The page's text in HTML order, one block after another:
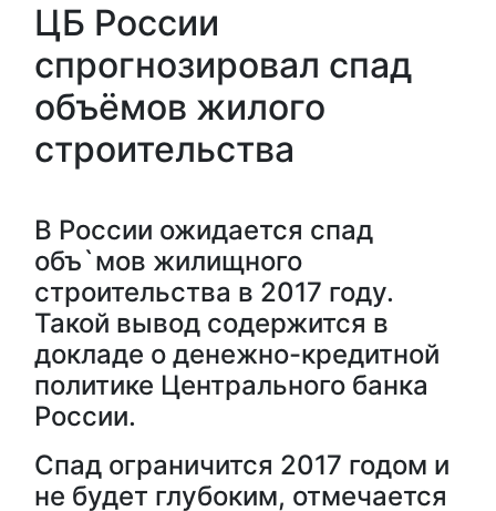
ЦБ России
спрогнозировал спад
объёмов жилого
строительства
В России ожидается спад
объ`мов жилищного
строительства в 2017 году.
Такой вывод содержится в
докладе о денежно-кредитной
политике Центрального банка
России.
Спад ограничится 2017 годом и
не будет глубоким, отмечается